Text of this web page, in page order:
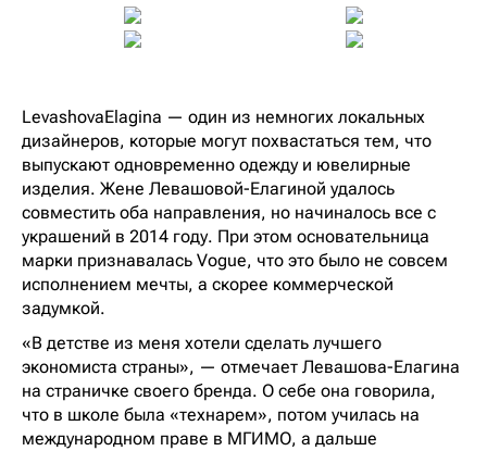
LevashovaElagina — один из немногих локальных
дизайнеров, которые могут похвастаться тем, что
выпускают одновременно одежду и ювелирные
изделия. Жене Левашовой-Елагиной удалось
совместить оба направления, но начиналось все с
украшений в 2014 году. При этом основательница
марки признавалась Vogue, что это было не совсем
исполнением мечты, а скорее коммерческой
задумкой.
«В детстве из меня хотели сделать лучшего
экономиста страны», — отмечает Левашова-Елагина
на страничке своего бренда. О себе она говорила,
что в школе была «технарем», потом училась на
международном праве в МГИМО, а дальше